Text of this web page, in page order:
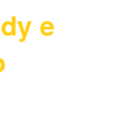
dy e